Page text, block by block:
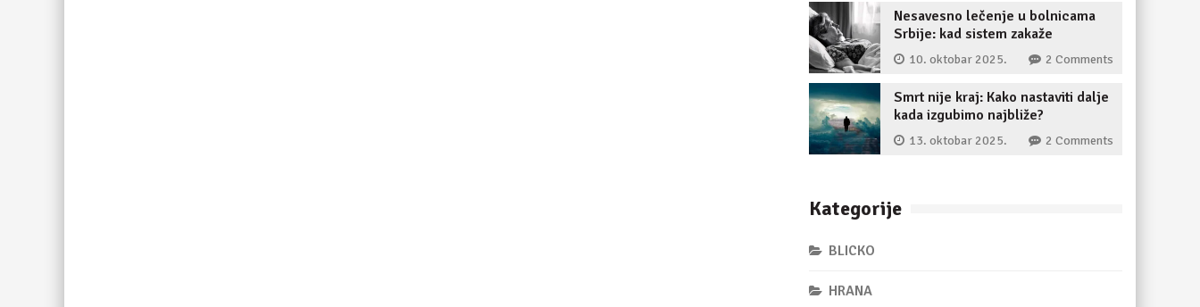
Nesavesno lečenje u bolnicama
Srbije: kad sistem zakaže
10. oktobar 2025. 2 Comments
Smrt nije kraj: Kako nastaviti dalje
kada izgubimo najbliže?
13. oktobar 2025. 2 Comments
Kategorije
BLICKO
HRANA